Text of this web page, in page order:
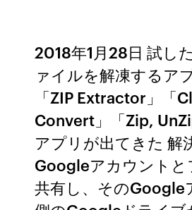
2018年1月28日 試し
ァイルを解凍するア
「ZIP Extractor」「
Convert」「Zip,
アプリが出てきた 解
Googleアカウントと
共有し、そのGoogle